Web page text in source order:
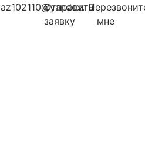
az102110@yandex.ru
Отправить
заявку
мне